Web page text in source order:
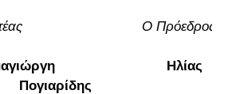
Ο Πρόεδρος
Τζημαγιώργη Ηλίας
Πογιαρίδης